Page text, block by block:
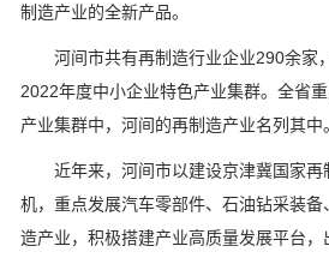
制造产业的全新产品。
河间市共有再制造行业企业290余家
2022年度中小企业特色产业集群。全省
产业集群中，河间的再制造产业名列其中。
近年来，河间市以建设京津冀国家再
机，重点发展汽车零部件、石油钻采装备
造产业，积极搭建产业高质量发展平台